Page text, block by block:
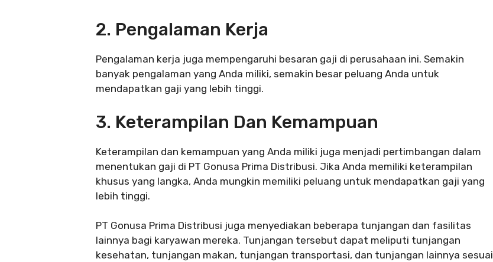
2. Pengalaman Kerja
Pengalaman kerja juga mempengaruhi besaran gaji di perusahaan ini. Semakin
banyak pengalaman yang Anda miliki, semakin besar peluang Anda untuk
mendapatkan gaji yang lebih tinggi.
3. Keterampilan Dan Kemampuan
Keterampilan dan kemampuan yang Anda miliki juga menjadi pertimbangan dalam
menentukan gaji di PT Gonusa Prima Distribusi. Jika Anda memiliki keterampilan
khusus yang langka, Anda mungkin memiliki peluang untuk mendapatkan gaji yang
lebih tinggi.
PT Gonusa Prima Distribusi juga menyediakan beberapa tunjangan dan fasilitas
lainnya bagi karyawan mereka. Tunjangan tersebut dapat meliputi tunjangan
kesehatan, tunjangan makan, tunjangan transportasi, dan tunjangan lainnya sesuai